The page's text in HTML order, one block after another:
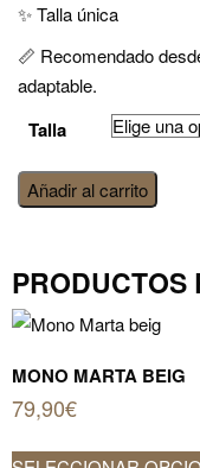
✨ Talla única
📏 Recomendado
adaptable.
Talla
Vestido
wester
dye
azul
marino
Añadir al carrito
PRODUCTOS
MONO MARTA BEIG
79,90€